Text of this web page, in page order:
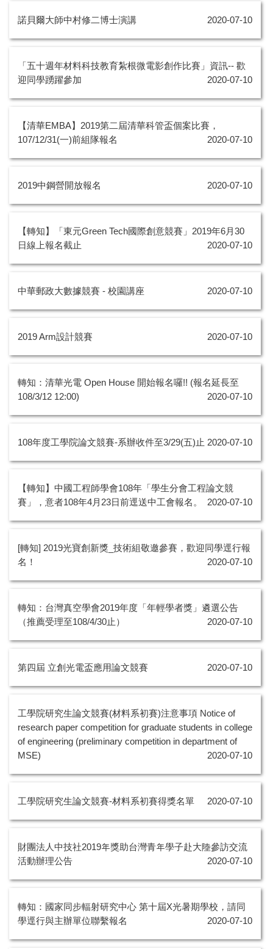
諾貝爾大師中村修二博士演講 2020-07-10
「五十週年材料科技教育紮根微電影創作比賽」資訊-- 歡
迎同學踴躍參加
2020-07-10
【清華EMBA】2019第二屆清華科管盃個案比賽，
107/12/31(一)前組隊報名
2020-07-10
2019中鋼營開放報名 2020-07-10
【轉知】「東元Green Tech國際創意競賽」2019年6月30
日線上報名截止
2020-07-10
中華郵政大數據競賽 - 校園講座 2020-07-10
2019 Arm設計競賽 2020-07-10
轉知：清華光電 Open House 開始報名囉!! (報名延長至
108/3/12 12:00)
2020-07-10
108年度工學院論文競賽-系辦收件至3/29(五)止 2020-07-10
【轉知】中國工程師學會108年「學生分會工程論文競
賽」，意者108年4月23日前逕送中工會報名。
2020-07-10
[轉知] 2019光寶創新獎_技術組敬邀參賽，歡迎同學逕行報
名！
2020-07-10
轉知：台灣真空學會2019年度「年輕學者獎」遴選公告
（推薦受理至108/4/30止）
2020-07-10
第四屆 立創光電盃應用論文競賽 2020-07-10
工學院研究生論文競賽(材料系初賽)注意事項 Notice of
research paper competition for graduate students in college
of engineering (preliminary competition in department of
MSE)
2020-07-10
工學院研究生論文競賽-材料系初賽得獎名單 2020-07-10
財團法人中技社2019年獎助台灣青年學子赴大陸參訪交流
活動辦理公告
2020-07-10
轉知：國家同步輻射研究中心 第十屆X光暑期學校，請同
學逕行與主辦單位聯繫報名
2020-07-10